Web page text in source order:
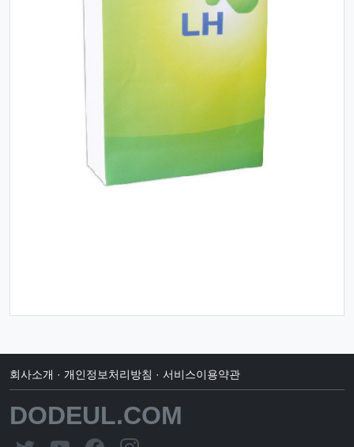
회사소개 · 개인정보처리방침 · 서비스이용약관
DODEUL.COM